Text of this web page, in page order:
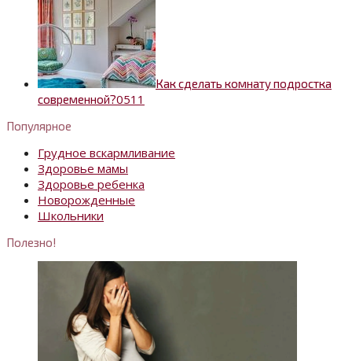
Как сделать комнату подростка
современной?0511
Популярное
Грудное вскармливание
Здоровье мамы
Здоровье ребенка
Новорожденные
Школьники
Полезно!